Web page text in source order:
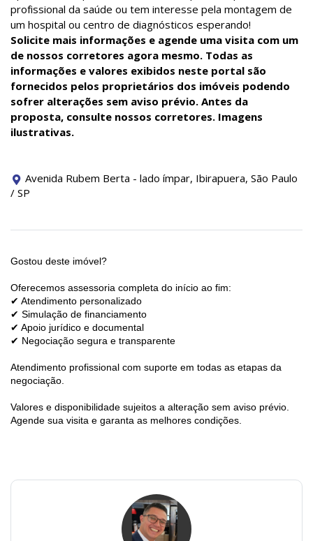
profissional da saúde ou tem interesse pela montagem de
um hospital ou centro de diagnósticos esperando!
Solicite mais informações e agende uma visita com um
de nossos corretores agora mesmo. Todas as
informações e valores exibidos neste portal são
fornecidos pelos proprietários dos imóveis podendo
sofrer alterações sem aviso prévio. Antes da
proposta, consulte nossos corretores. Imagens
ilustrativas.
Avenida Rubem Berta - lado ímpar, Ibirapuera, São Paulo
/ SP
Gostou deste imóvel?
Oferecemos assessoria completa do início ao fim:
✔ Atendimento personalizado
✔ Simulação de financiamento
✔ Apoio jurídico e documental
✔ Negociação segura e transparente
Atendimento profissional com suporte em todas as etapas da
negociação.
Valores e disponibilidade sujeitos a alteração sem aviso prévio.
Agende sua visita e garanta as melhores condições.